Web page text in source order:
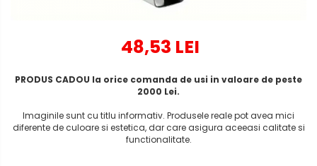
48,53 LEI
PRODUS CADOU la orice comanda de usi in valoare de peste
2000 Lei.
Imaginile sunt cu titlu informativ. Produsele reale pot avea mici
diferente de culoare si estetica, dar care asigura aceeasi calitate si
functionalitate.